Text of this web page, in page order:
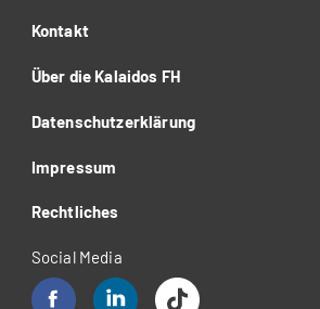
Kontakt
Über die Kalaidos FH
Datenschutzerklärung
Impressum
Rechtliches
Social Media